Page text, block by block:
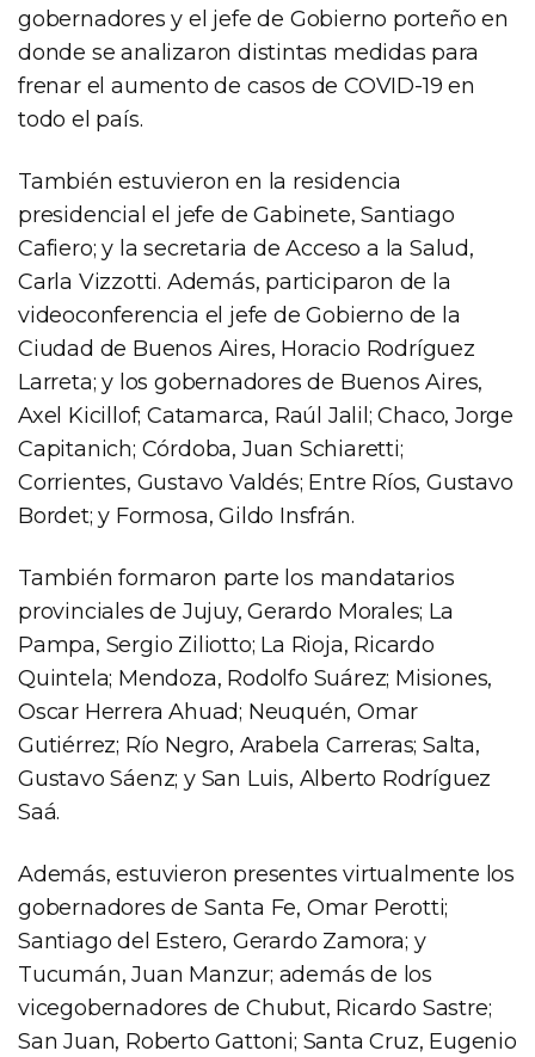
gobernadores y el jefe de Gobierno porteño en
donde se analizaron distintas medidas para
frenar el aumento de casos de COVID-19 en
todo el país.
También estuvieron en la residencia
presidencial el jefe de Gabinete, Santiago
Cafiero; y la secretaria de Acceso a la Salud,
Carla Vizzotti. Además, participaron de la
videoconferencia el jefe de Gobierno de la
Ciudad de Buenos Aires, Horacio Rodríguez
Larreta; y los gobernadores de Buenos Aires,
Axel Kicillof; Catamarca, Raúl Jalil; Chaco, Jorge
Capitanich; Córdoba, Juan Schiaretti;
Corrientes, Gustavo Valdés; Entre Ríos, Gustavo
Bordet; y Formosa, Gildo Insfrán.
También formaron parte los mandatarios
provinciales de Jujuy, Gerardo Morales; La
Pampa, Sergio Ziliotto; La Rioja, Ricardo
Quintela; Mendoza, Rodolfo Suárez; Misiones,
Oscar Herrera Ahuad; Neuquén, Omar
Gutiérrez; Río Negro, Arabela Carreras; Salta,
Gustavo Sáenz; y San Luis, Alberto Rodríguez
Saá.
Además, estuvieron presentes virtualmente los
gobernadores de Santa Fe, Omar Perotti;
Santiago del Estero, Gerardo Zamora; y
Tucumán, Juan Manzur; además de los
vicegobernadores de Chubut, Ricardo Sastre;
San Juan, Roberto Gattoni; Santa Cruz, Eugenio